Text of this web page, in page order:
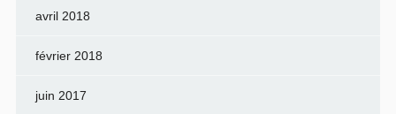
avril 2018
février 2018
juin 2017